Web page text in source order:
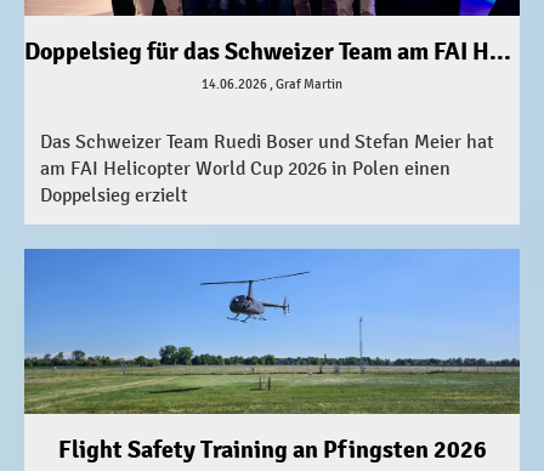
Doppelsieg für das Schweizer Team am FAI Helicopter World Cup 2026 in Polen
14.06.2026, Graf Martin
Das Schweizer Team Ruedi Boser und Stefan Meier hat
am FAI Helicopter World Cup 2026 in Polen einen
Doppelsieg erzielt
Flight Safety Training an Pfingsten 2026